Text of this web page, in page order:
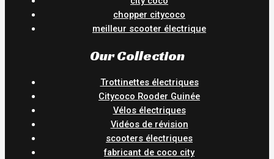
chopper citycoco
meilleur scooter électrique
Our Collection
Trottinettes électriques
Citycoco Rooder Guinée
Vélos électriques
Vidéos de révision
scooters électriques
fabricant de coco city